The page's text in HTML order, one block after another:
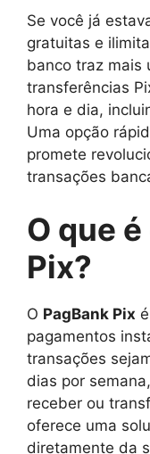
Se você já
gratuitas e
banco traz mais
transferências
hora e dia,
Uma opção
promete
transações
O que
Pix?
O PagBank Pix
pagamentos
transações
dias por
receber ou
oferece uma
diretamente da